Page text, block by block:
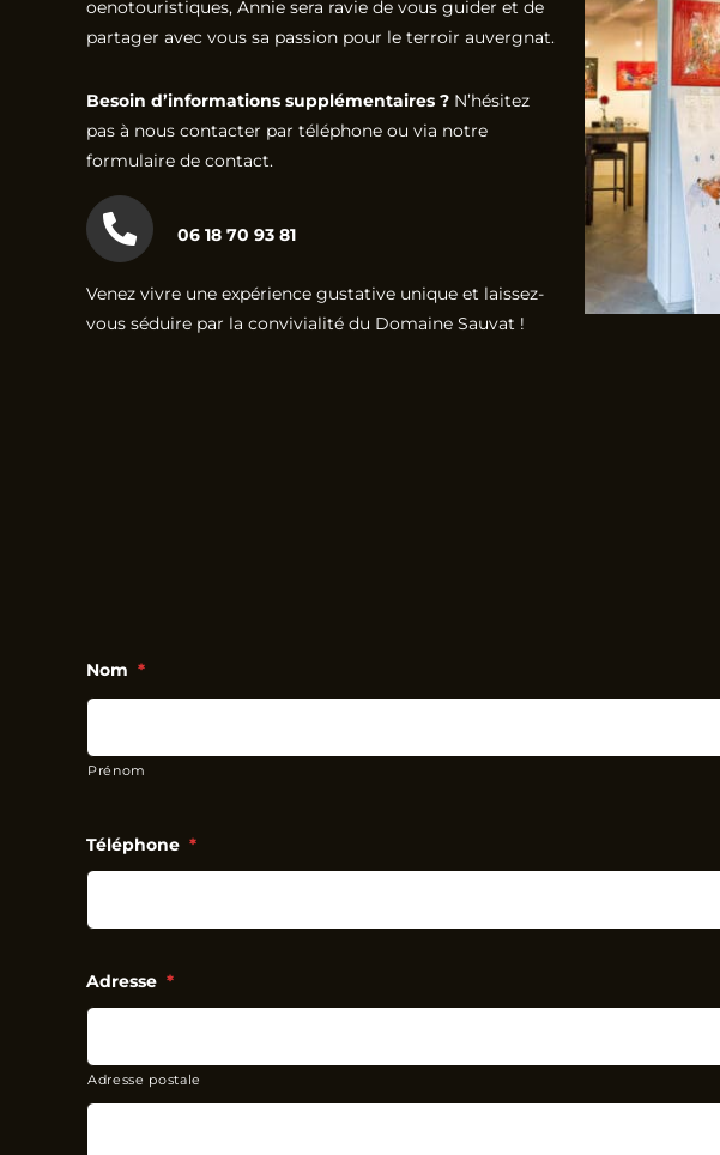
oenotouristiques, Annie sera ravie de vous guider et de
partager avec vous sa passion pour le terroir auvergnat.
Besoin d’informations supplémentaires ?N’hésitez
pas à nous contacter par téléphone ou via notre
formulaire de contact.
06 18 70 93 81
Venez vivre une expérience gustative unique et laissez-
vous séduire par la convivialité du Domaine Sauvat !
Nom *
Prénom
Téléphone *
Adresse *
Adresse postale